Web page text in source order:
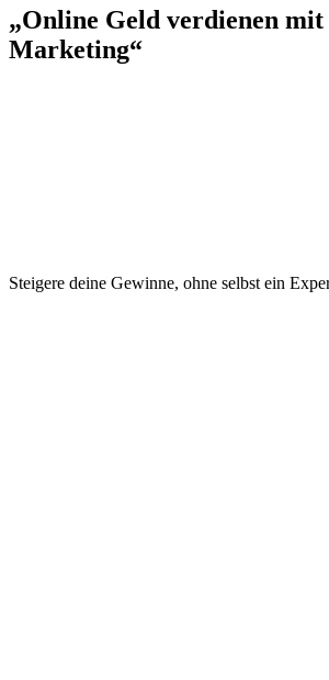
„Online Geld verdienen
Marketing“
Steigere deine Gewinne, ohne selbst ein